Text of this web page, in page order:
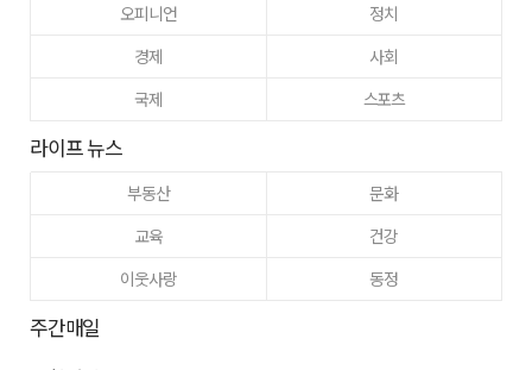
오피니언
정치
경제
사회
국제
스포츠
라이프 뉴스
부동산
문화
교육
건강
이웃사랑
동정
주간매일